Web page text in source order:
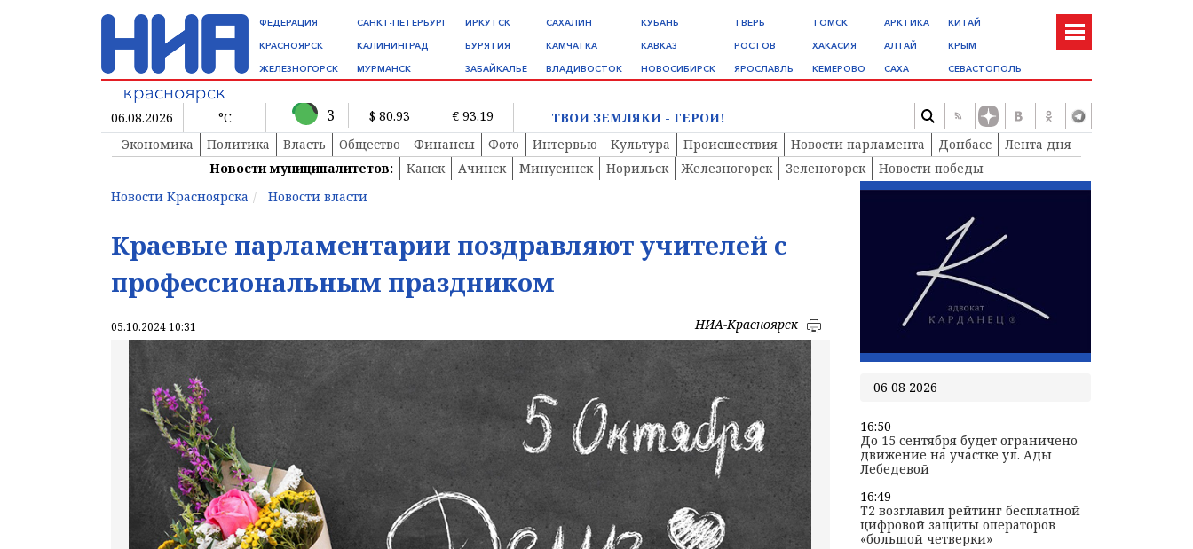
ФЕДЕРАЦИЯ
КРАСНОЯРСК
ЖЕЛЕЗНОГОРСК
САНКТ-ПЕТЕРБУРГ
КАЛИНИНГРАД
МУРМАНСК
ИРКУТСК
БУРЯТИЯ
ЗАБАЙКАЛЬЕ
САХАЛИН
КАМЧАТКА
ВЛАДИВОСТОК
КУБАНЬ
КАВКАЗ
НОВОСИБИРСК
ТВЕРЬ
РОСТОВ
ЯРОСЛАВЛЬ
ТОМСК
ХАКАСИЯ
КЕМЕРОВО
АРКТИКА
АЛТАЙ
САХА
КИТАЙ
КРЫМ
СЕВАСТОПОЛЬ
06.08.2026 °C 3 $ 80.93 € 93.19
ТВОИ ЗЕМЛЯКИ - ГЕРОИ!
Экономика
Политика Власть Общество Финансы Фото Интервью Культура Происшествия Новости парламента Донбасс
Лента дня
Новости муниципалитетов:
Канск Ачинск Минусинск Норильск Железногорск Зеленогорск
Новости победы
Новости Красноярска
Новости власти
Краевые парламентарии поздравляют учителей с
профессиональным праздником
05.10.2024 10:31 НИА-Красноярск
06 08 2026
16:50
До 15 сентября будет ограничено
движение на участке ул. Ады
Лебедевой
16:49
T2 возглавил рейтинг бесплатной
цифровой защиты операторов
«большой четверки»